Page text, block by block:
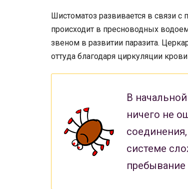
Шистоматоз развивается в связи
происходит в пресноводных
звеном в развитии паразита.
оттуда благодаря циркуляции
В
ничего не
системе
пребывание